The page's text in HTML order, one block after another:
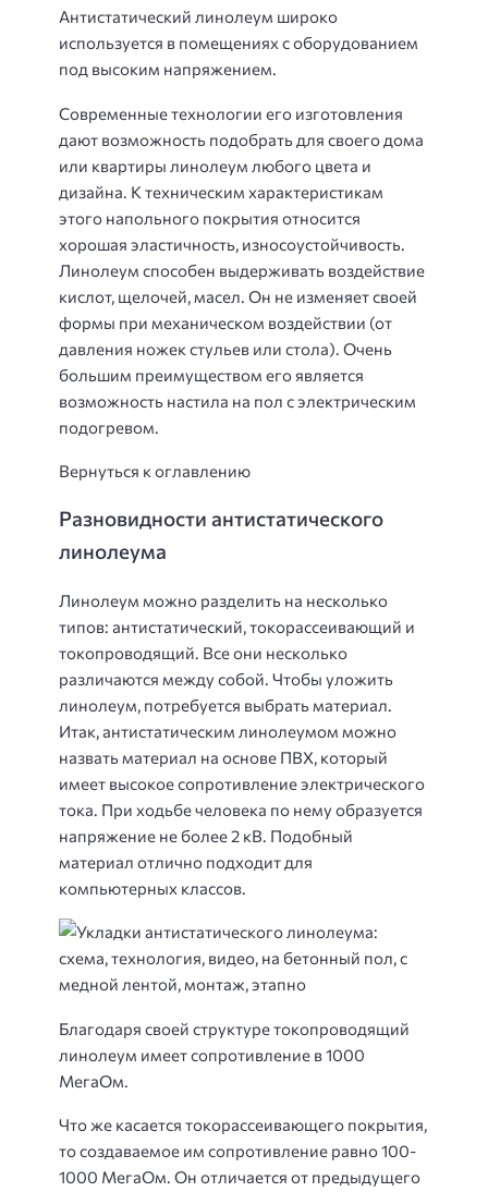
Антистатический линолеум широко
используется в помещениях с оборудованием
под высоким напряжением.
Современные технологии его изготовления
дают возможность подобрать для своего дома
или квартиры линолеум любого цвета и
дизайна. К техническим характеристикам
этого напольного покрытия относится
хорошая эластичность, износоустойчивость.
Линолеум способен выдерживать воздействие
кислот, щелочей, масел. Он не изменяет своей
формы при механическом воздействии (от
давления ножек стульев или стола). Очень
большим преимуществом его является
возможность настила на пол с электрическим
подогревом.
Вернуться к оглавлению
Разновидности антистатического
линолеума
Линолеум можно разделить на несколько
типов: антистатический, токорассеивающий и
токопроводящий. Все они несколько
различаются между собой. Чтобы уложить
линолеум, потребуется выбрать материал.
Итак, антистатическим линолеумом можно
назвать материал на основе ПВХ, который
имеет высокое сопротивление электрического
тока. При ходьбе человека по нему образуется
напряжение не более 2 кВ. Подобный
материал отлично подходит для
компьютерных классов.
Благодаря своей структуре токопроводящий
линолеум имеет сопротивление в 1000
МегаОм.
Что же касается токорассеивающего покрытия,
то создаваемое им сопротивление равно 100-
1000 МегаОм. Он отличается от предыдущего